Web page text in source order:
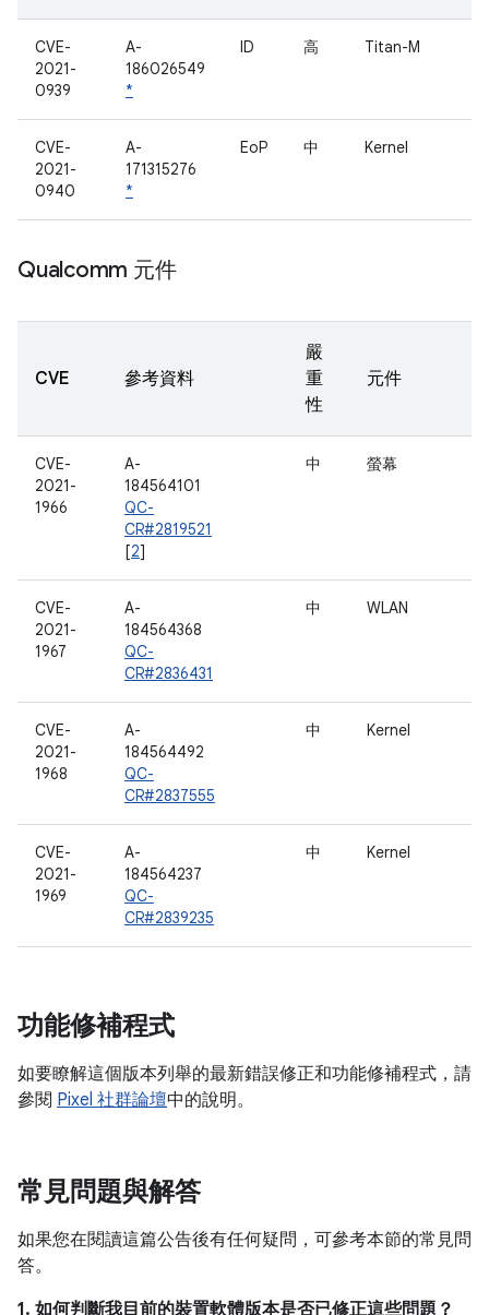
CVE-
2021-
0939
A-
186026549
*
ID 高 Titan-M
CVE-
2021-
0940
A-
171315276
*
EoP 中 Kernel
Qualcomm 元件
CVE 參考資料
嚴
重
性
元件
CVE-
2021-
1966
A-
184564101
QC-
CR#2819521
[2]
中 螢幕
CVE-
2021-
1967
A-
184564368
QC-
CR#2836431
中 WLAN
CVE-
2021-
1968
A-
184564492
QC-
CR#2837555
中 Kernel
CVE-
2021-
1969
A-
184564237
QC-
CR#2839235
中 Kernel
功能修補程式
如要瞭解這個版本列舉的最新錯誤修正和功能修補程式，請
參閱 Pixel 社群論壇中的說明。
常見問題與解答
如果您在閱讀這篇公告後有任何疑問，可參考本節的常見問
答。
1. 如何判斷我目前的裝置軟體版本是否已修正這些問題？